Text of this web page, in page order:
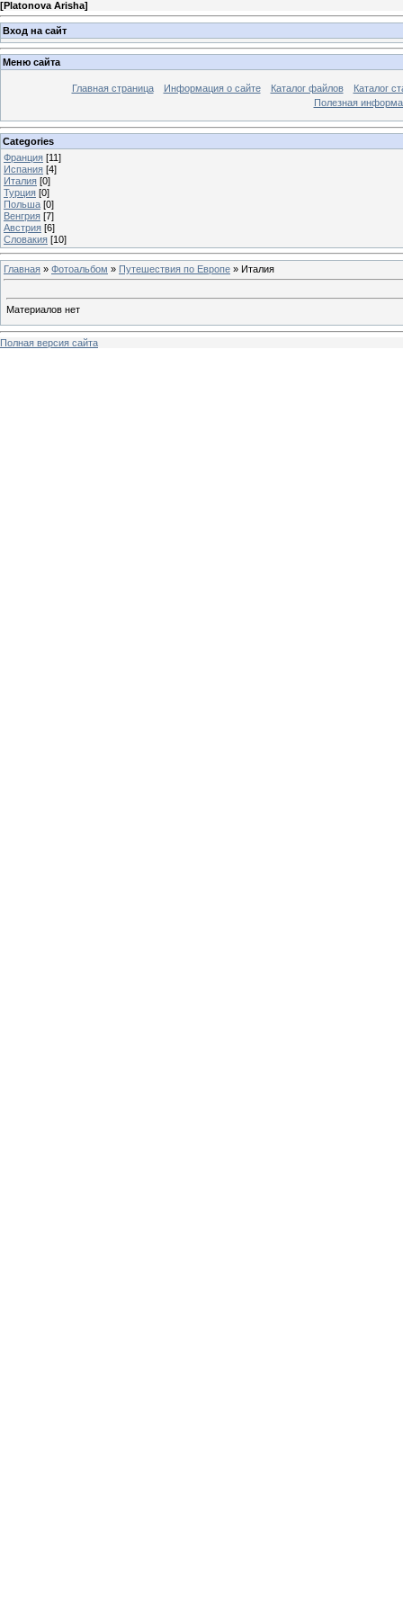
[Platonova Arisha]
Вход на сайт
Меню сайта
Главная страница Информация о сайте Каталог файлов
Каталог
Полезная
Categories
Франция [11]
Испания [4]
Италия [0]
Турция [0]
Польша [0]
Венгрия [7]
Австрия [6]
Словакия [10]
Главная » Фотоальбом » Путешествия по Европе » Италия
Материалов нет
Полная версия сайта